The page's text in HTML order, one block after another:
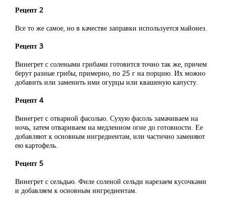
Рецепт 2
Все то же самое, но в качестве заправки используется майонез.
Рецепт 3
Винегрет с солеными грибами готовится точно так же, причем
берут разные грибы, примерно, по 25 г на порцию. Их можно
добавить или заменить ими огурцы или квашеную капусту.
Рецепт 4
Винегрет с отварной фасолью. Сухую фасоль замачиваем на
ночь, затем отвариваем на медленном огне до готовности. Ее
добавляют к основным ингредиентам, или частично заменяют
ею картофель.
Рецепт 5
Винегрет с сельдью. Филе соленой сельди нарезаем кусочками
и добавляем к основным ингредиентам.